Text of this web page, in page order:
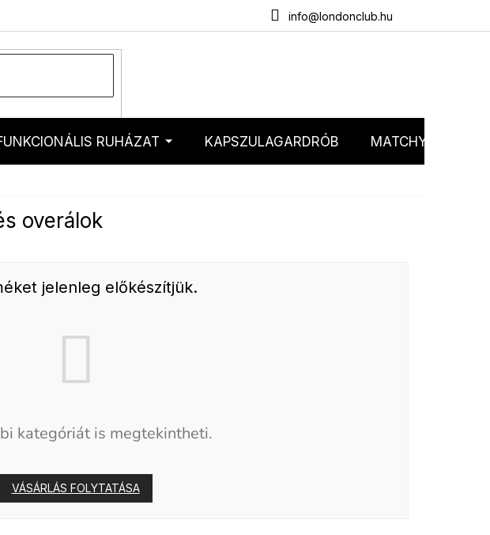
info@londonclub.hu
Webáruház értékelése
RUHÁZAT KAPSZULAGARDRÓB MATCHY MATCHY
overálok
jelenleg előkészítjük.
kategóriát is megtekintheti.
VÁSÁRLÁS FOLYTATÁSA